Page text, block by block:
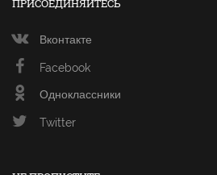
ПРИСОЕДИНЯЙТЕСЬ
Вконтакте
Facebook
Одноклассники
Twitter